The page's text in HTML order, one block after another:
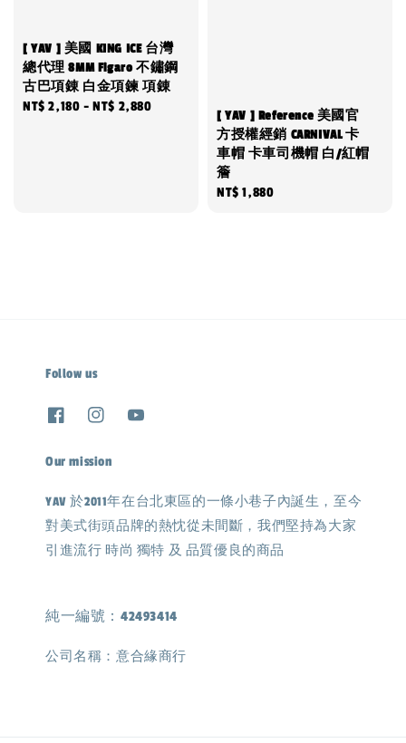
[ YAV ] 美國 KING ICE 台灣
總代理 8MM Figaro 不鏽鋼
古巴項錬 白金項鍊 項錬
Regular
NT$ 2,180 -NT$ 2,880
[ YAV ] Reference 美國官
方授權經銷 CARNIVAL 卡
車帽 卡車司機帽 白/紅帽
簷
Regular
NT$ 1,880
Follow us
Our mission
YAV 於2011年在台北東區的一條小巷子內誕生，至今
對美式街頭品牌的熱忱從未間斷，我們堅持為大家
引進流行 時尚 獨特 及 品質優良的商品
純一編號：42493414
公司名稱：意合緣商行